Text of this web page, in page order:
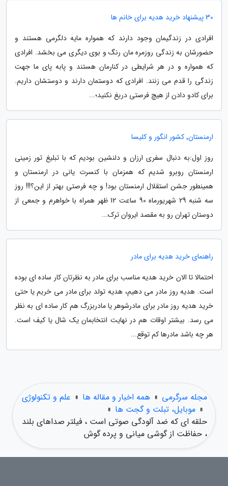
30 پیشنهاد خرید هدیه برای خانم ها
افرادی در زندگیمان وجود دارند که همواره مایه دلگرمی هستند و
حضورشان به زندگی روزمره مان رنگ و بوی دیگری می بخشد. افرادی
که همواره و در هر شرایطی در کنارمان هستند و پابه پای ما جهت
زندگی را قدم می زنند. افرادی که دوستمان دارند و دوستشان داریم.
برای کادو دادن از هیچ فرصتی دریغ نکنید؛...
ارمنستان٬ کشور انگور و کلیسا
روز اول:به دنبال سفری ارزان و دلنشین بودیم که با تبلیغ تور زمینی
ارمنستان روبرو شدیم که همزمان با کنسرت یانی در ارمنستان و
همینطور جشن استقلال ارمنستان بود! و چه فرصتی بهتر از این؟!!! روز
سه شنبه 29 شهریورماه 90 ساعت 12 ظهر همراه با خواهرم و جمعی از
دوستان تهران رو به مقصد ایروان ترک...
راهنمای خرید هدیه برای مادر
احتمالا تا الان خرید هدیه مناسب برای مادر به نظرتان کار ساده ای بوده
است. هدیه روز مادر می دهیم، هدیه تولد برای مادر می خریم یا حتی
خرید هدیه روز مادر برای مادرشوهر یا مادربزرگ هم کار ساده ای به نظر
می رسد. بیشتر اوقات هم در نهایت انتخابمان یک شال یا کیف است.
هر چه باشد مادرها کم توقع...
مجله سرگرمی » همه اخبار و مقاله ها » علم و تکنولوژی
» موبایل، تبلت و گجت ها »
حلقه ای که ضد آلودگی صوتی است ، فیلتر صداهای بلند
، حفاظت از گوشی میانی و پرده گوش